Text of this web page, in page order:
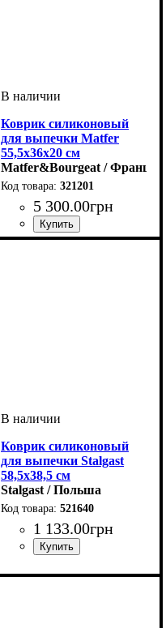
Коврик силиконовый
для выпечки Matfer
55,5х36х20 см
Matfer&Bourgeat / Франция
321201
5 300.00грн
Коврик силиконовый
для выпечки Stalgast
58,5x38,5 см
Stalgast / Польша
521640
1 133.00грн